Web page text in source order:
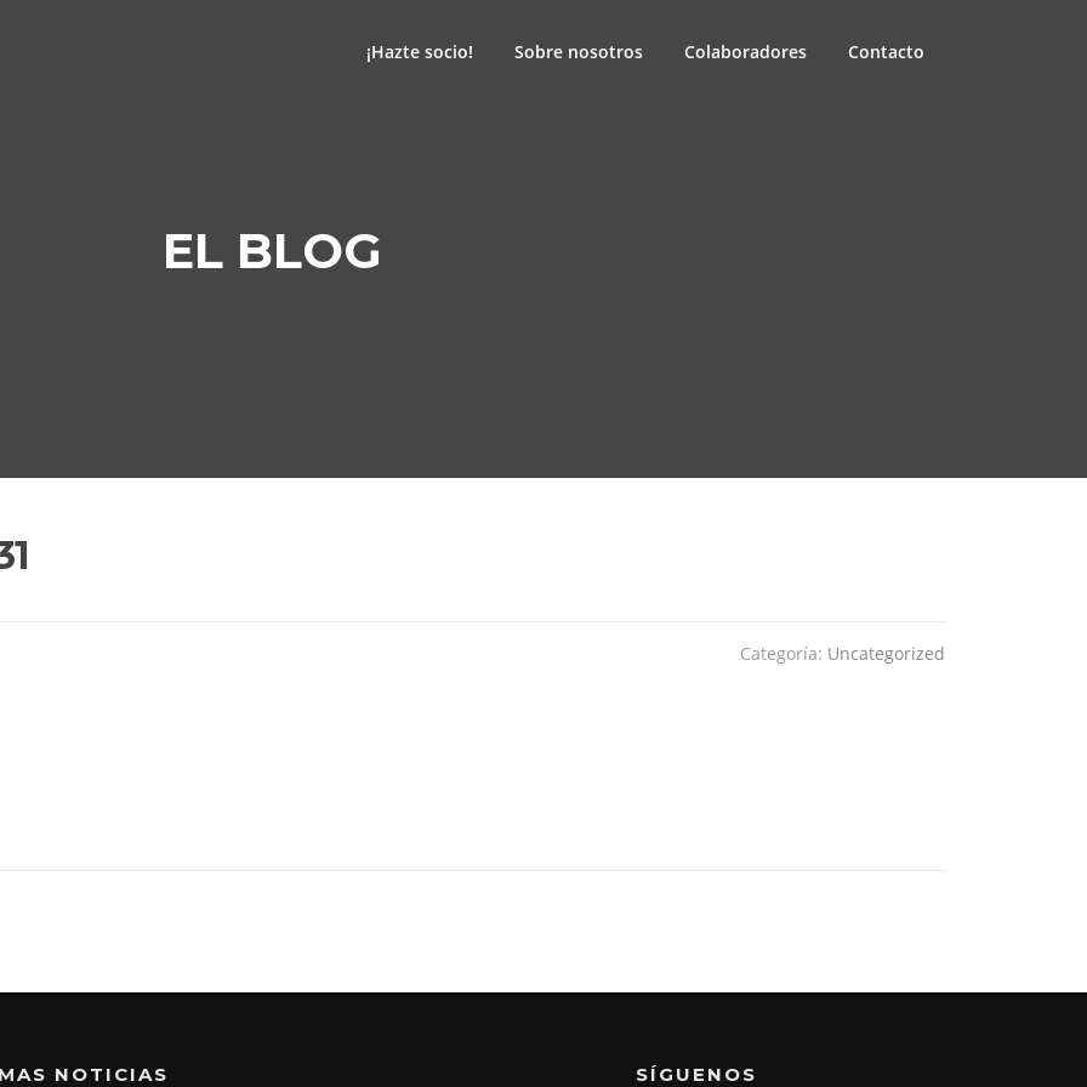
¡Hazte socio! Sobre nosotros Colaboradores Contacto
EL BLOG
Categoría: Uncategorized
NOTICIAS SÍGUENOS